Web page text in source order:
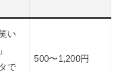
い
で
500〜1,200円